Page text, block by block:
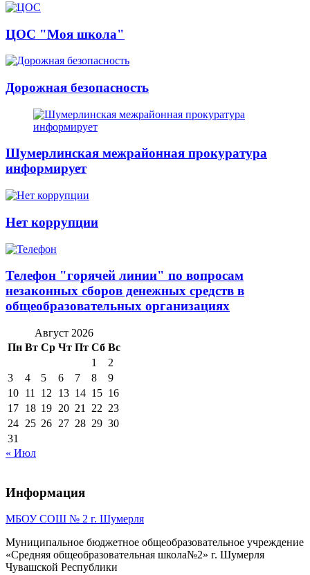
ЦОС "Моя школа"
Дорожная безопасность
Шумерлинская межрайонная прокуратура
информирует
Нет коррупции
Телефон "горячей линии" по вопросам
незаконных сборов денежных средств в
общеобразовательных организациях
Август 2026
Пн Вт Ср Чт Пт Сб Вс
1
2
3
4 5 6 7 8
9
10 11 12 13 14 15 16
17 18 19 20 21 22 23
24 25 26 27 28 29 30
31
« Июл
Информация
МБОУ СОШ № 2 г. Шумерля
Муниципальное бюджетное общеобразовательное учреждение
«Средняя общеобразовательная школа№2» г. Шумерля
Чувашской Республики